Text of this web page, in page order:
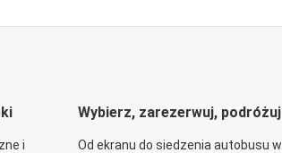
i
Wybierz, zarezerwuj, podróżuj
Od ekranu do siedzenia autobusu w